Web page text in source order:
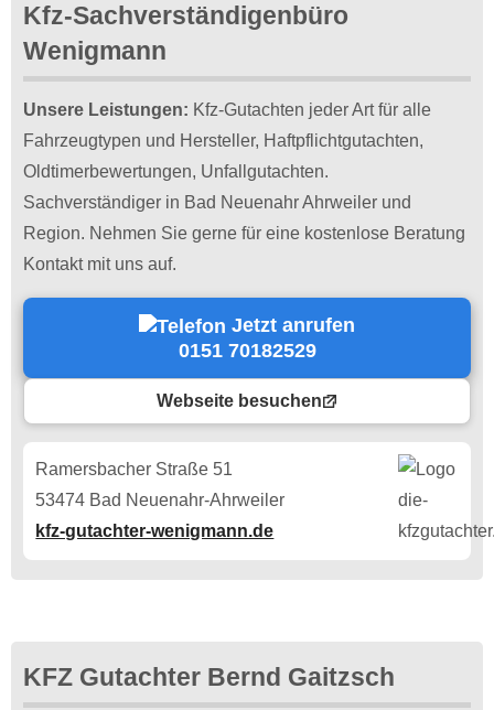
Kfz-Sachverständigenbüro
Wenigmann
Unsere Leistungen: Kfz-Gutachten jeder Art für alle
Fahrzeugtypen und Hersteller, Haftpflichtgutachten,
Oldtimerbewertungen, Unfallgutachten.
Sachverständiger in Bad Neuenahr Ahrweiler und
Region. Nehmen Sie gerne für eine kostenlose Beratung
Kontakt mit uns auf.
Jetzt anrufen
0151 70182529
Webseite besuchen
Ramersbacher Straße 51
53474 Bad Neuenahr-Ahrweiler
kfz-gutachter-wenigmann.de
KFZ Gutachter Bernd Gaitzsch